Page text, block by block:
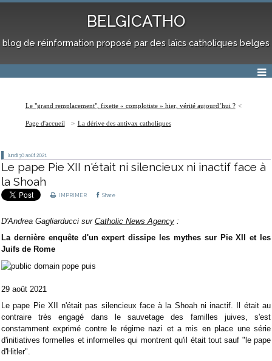
BELGICATHO
blog de réinformation proposé par des laïcs catholiques belges
Le "grand remplacement", fixette « complotiste » hier, vérité aujourd’hui ?
Page d'accueil La dérive des antivax catholiques
lundi 30 août 2021
Le pape Pie XII n'était ni silencieux ni inactif face à
la Shoah
IMPRIMER Share
D'Andrea Gagliarducci sur Catholic News Agency :
La dernière enquête d'un expert dissipe les mythes sur Pie XII et les
Juifs de Rome
29 août 2021
Le pape Pie XII n'était pas silencieux face à la Shoah ni inactif. Il était au
contraire très engagé dans le sauvetage des familles juives, s'est
constamment exprimé contre le régime nazi et a mis en place une série
d'initiatives formelles et informelles qui montrent qu'il était tout sauf "le pape
d'Hitler".